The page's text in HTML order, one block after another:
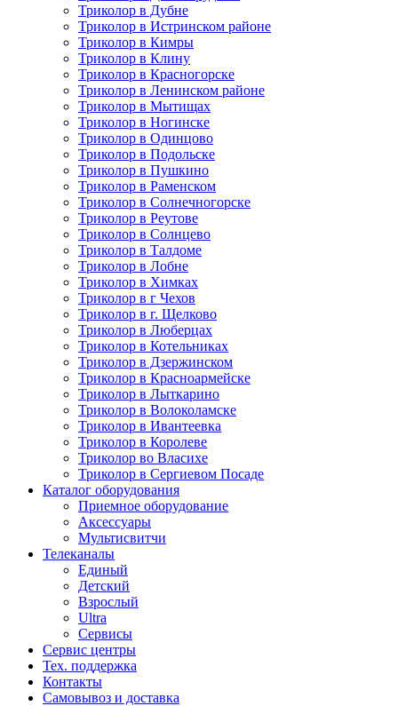
Триколор в Дубне
Триколор в Истринском районе
Триколор в Кимры
Триколор в Клину
Триколор в Красногорске
Триколор в Ленинском районе
Триколор в Мытищах
Триколор в Ногинске
Триколор в Одинцово
Триколор в Подольске
Триколор в Пушкино
Триколор в Раменском
Триколор в Солнечногорске
Триколор в Реутове
Триколор в Солнцево
Триколор в Талдоме
Триколор в Лобне
Триколор в Химках
Триколор в г Чехов
Триколор в г. Щелково
Триколор в Люберцах
Триколор в Котельниках
Триколор в Дзержинском
Триколор в Красноармейске
Триколор в Лыткарино
Триколор в Волоколамске
Триколор в Ивантеевка
Триколор в Королеве
Триколор во Власихе
Триколор в Сергиевом Посаде
Каталог оборудования
Приемное оборудование
Аксессуары
Мультисвитчи
Телеканалы
Единый
Детский
Взрослый
Ultra
Сервисы
Сервис центры
Тех. поддержка
Контакты
Самовывоз и доставка